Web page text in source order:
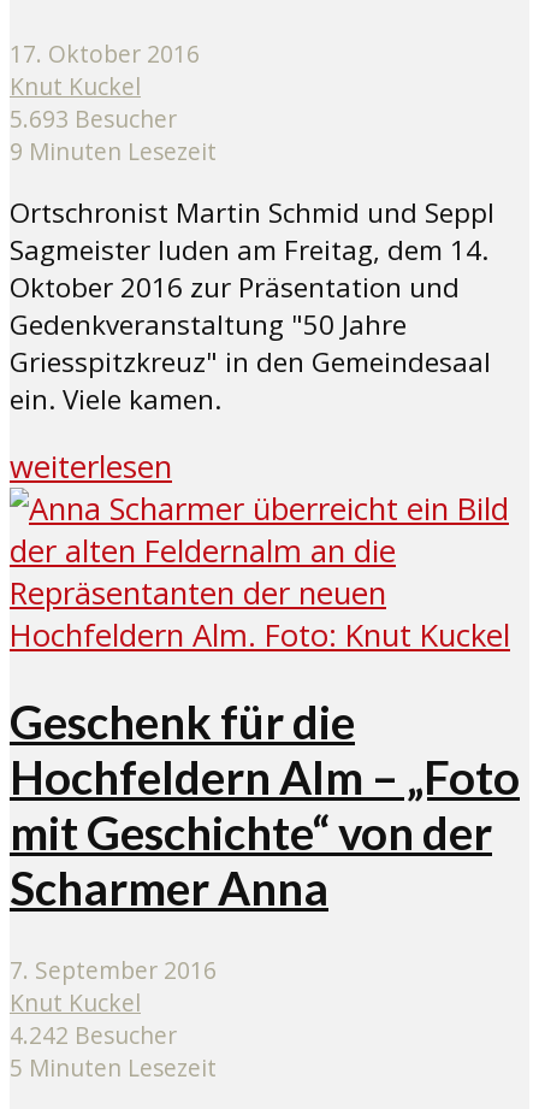
17. Oktober 2016
Knut Kuckel
5.693 Besucher
9 Minuten Lesezeit
Ortschronist Martin Schmid und Seppl
Sagmeister luden am Freitag, dem 14.
Oktober 2016 zur Präsentation und
Gedenkveranstaltung "50 Jahre
Griesspitzkreuz" in den Gemeindesaal
ein. Viele kamen.
weiterlesen
Geschenk für die
Hochfeldern Alm – „Foto
mit Geschichte“ von der
Scharmer Anna
7. September 2016
Knut Kuckel
4.242 Besucher
5 Minuten Lesezeit